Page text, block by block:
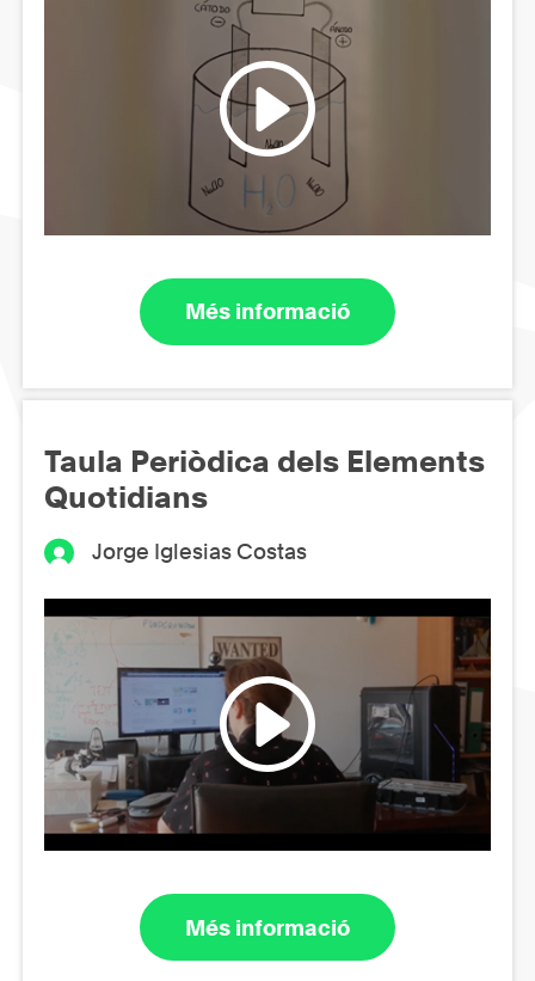
Més informació
Taula Periòdica dels Elements
Quotidians
Jorge Iglesias Costas
Més informació